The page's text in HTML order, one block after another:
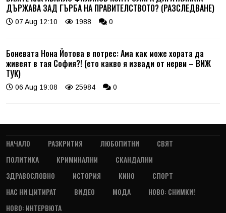
ДЪРЖАВА ЗАД ГЪРБА НА ПРАВИТЕЛСТВОТО? (РАЗСЛЕДВАНЕ)
07 Aug 12:10 1988 0
Боневата Нона Йотова в потрес: Ама как може хората да
живеят в тая София?! (ето какво я извади от нерви – ВИЖ
ТУК)
06 Aug 19:08 25984 0
НАЧАЛО РАЗКРИТИЯ ЛЮБОПИТНИ
СВЯТ
ПОЛИТИКА
КРИМИНАЛНИ
СКАНДАЛНИ
ЗДРАВОСЛОВНО
ИСТОРИЯ КИНО
СПОРТ
НАС НИ ЦИТИРАТ
ВИДЕО МОДА
НОВО: СНИМКИ!
НОВО: ИНТЕРВЮТА